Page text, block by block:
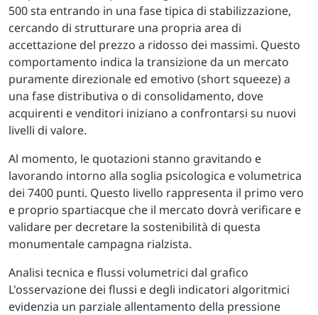
500 sta entrando in una fase tipica di stabilizzazione,
cercando di strutturare una propria area di
accettazione del prezzo a ridosso dei massimi. Questo
comportamento indica la transizione da un mercato
puramente direzionale ed emotivo (short squeeze) a
una fase distributiva o di consolidamento, dove
acquirenti e venditori iniziano a confrontarsi su nuovi
livelli di valore.
Al momento, le quotazioni stanno gravitando e
lavorando intorno alla soglia psicologica e volumetrica
dei 7400 punti. Questo livello rappresenta il primo vero
e proprio spartiacque che il mercato dovrà verificare e
validare per decretare la sostenibilità di questa
monumentale campagna rialzista.
Analisi tecnica e flussi volumetrici dal grafico
L'osservazione dei flussi e degli indicatori algoritmici
evidenzia un parziale allentamento della pressione